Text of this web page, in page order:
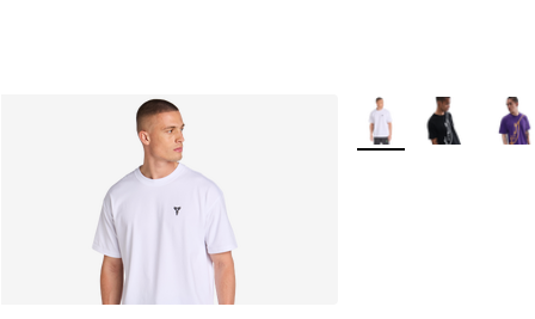
Meer kleuren